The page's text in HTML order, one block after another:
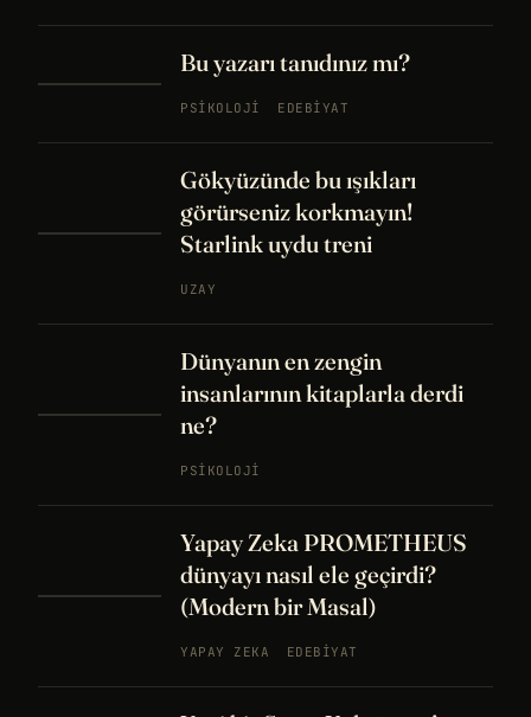
Bu yazarı tanıdınız mı?
PSIKOLOJI EDEBIYAT
Gökyüzünde bu ışıkları
görürseniz korkmayın!
Starlink uydu treni
UZAY
Dünyanın en zengin
insanlarının kitaplarla derdi
ne?
PSIKOLOJI
Yapay Zeka PROMETHEUS
dünyayı nasıl ele geçirdi?
(Modern bir Masal)
YAPAY ZEKA EDEBIYAT